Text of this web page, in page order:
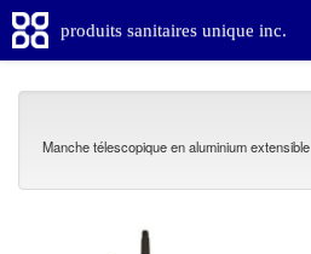
produits sanitaires unique inc.
Manche télescopique en aluminium extensible